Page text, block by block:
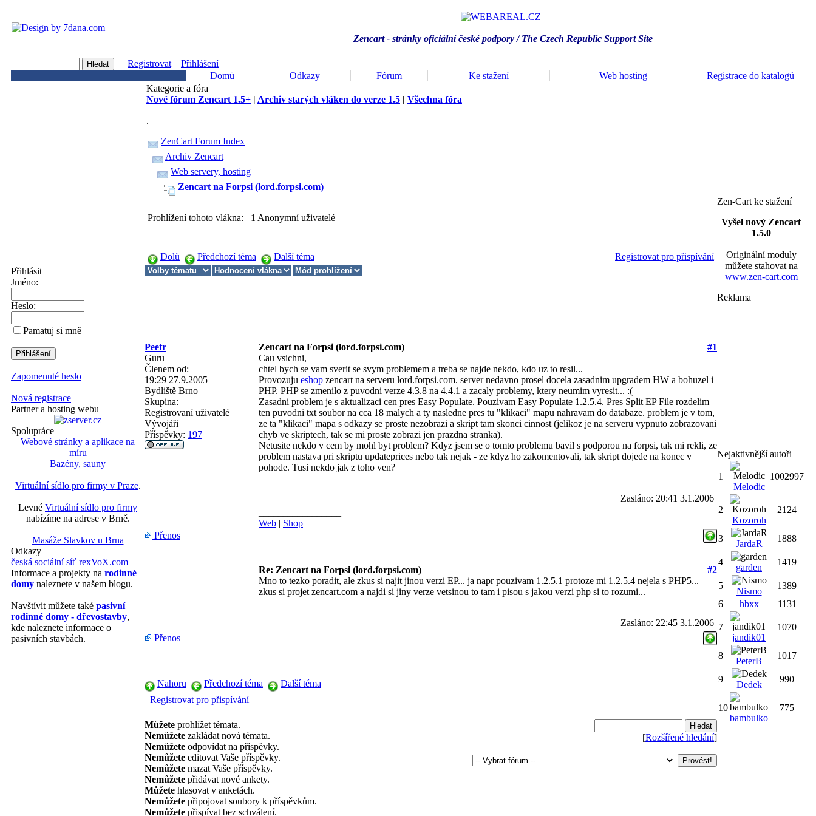
Zencart - stránky oficiální české podpory / The Czech Republic Support Site
Registrovat
Přihlášení
Domů
Odkazy Fórum Ke stažení Web hosting Registrace do katalogů
Přihlásit
Jméno:
Heslo:
Pamatuj si mně
Zapomenuté heslo
Nová registrace
Partner a hosting webu
Spolupráce
Webové stránky a aplikace na
míru
Bazény, sauny
Virtuální sídlo pro firmy v Praze.
Levné Virtuální sídlo pro firmy
nabízíme na adrese v Brně.
Masáže Slavkov u Brna
Odkazy
česká sociální síť rexVoX.com
Informace a projekty na rodinné
domy naleznete v našem blogu.
Navštívit můžete také pasivní
rodinné domy - dřevostavby,
kde naleznete informace o
pasivních stavbách.
Kategorie a fóra
Nové fórum Zencart 1.5+ | Archiv starých vláken do verze 1.5 | Všechna fóra
.
ZenCart Forum Index
Archiv Zencart
Web servery, hosting
Zencart na Forpsi (lord.forpsi.com)
Prohlížení tohoto vlákna: 1 Anonymní uživatelé
Dolů Předchozí téma Další téma Registrovat pro přispívání
Peetr Zencart na Forpsi (lord.forpsi.com)
#1
Guru
Členem od:
19:29 27.9.2005
Bydliště Brno
Skupina:
Registrovaní uživatelé
Vývojáři
Příspěvky: 197
Cau vsichni,
chtel bych se vam sverit se svym problemem a treba se najde nekdo, kdo uz to resil...
Provozuju eshop zencart na serveru lord.forpsi.com. server nedavno prosel docela zasadnim upgradem HW a bohuzel i
PHP. PHP se zmenilo z puvodni verze 4.3.8 na 4.4.1 a zacaly problemy, ktery neumim vyresit... :(
Zasadni problem je s aktualizaci cen pres Easy Populate. Pouzivam Easy Populate 1.2.5.4. Pres Split EP File rozdelim
ten puvodni txt soubor na cca 18 malych a ty nasledne pres tu "klikaci" mapu nahravam do databaze. problem je v tom,
ze ta "klikaci" mapa s odkazy se proste nezobrazi a skript tam skonci cinnost (jelikoz je na serveru vypnuto zobrazovani
chyb ve skriptech, tak se mi proste zobrazi jen prazdna stranka).
Netusite nekdo v cem by mohl byt problem? Kdyz jsem se o tomto problemu bavil s podporou na forpsi, tak mi rekli, ze
problem nastava pri skriptu updateprices nebo tak nejak - ze kdyz ho zakomentovali, tak skript dojede na konec v
pohode. Tusi nekdo jak z toho ven?
Zasláno: 20:41 3.1.2006
Web | Shop
Přenos
Re: Zencart na Forpsi (lord.forpsi.com)
#2
Mno to tezko poradit, ale zkus si najit jinou verzi EP... ja napr pouzivam 1.2.5.1 protoze mi 1.2.5.4 nejela s PHP5...
zkus si projet zencart.com a najdi si jiny verze vetsinou to tam i pisou s jakou verzi php si to rozumi...
Zasláno: 22:45 3.1.2006
Přenos
Nahoru Předchozí téma
Další téma
Registrovat pro přispívání
Můžete prohlížet témata.
Nemůžete zakládat nová témata.
Nemůžete odpovídat na příspěvky.
Nemůžete editovat Vaše příspěvky.
Nemůžete mazat Vaše příspěvky.
Nemůžete přidávat nové ankety.
Můžete hlasovat v anketách.
Nemůžete připojovat soubory k příspěvkům.
Nemůžete přispívat bez schválení.
[Rozšířené hledání]
Zen-Cart ke stažení
Vyšel nový Zencart
1.5.0
Originální moduly
můžete stahovat na
www.zen-cart.com
Reklama
Nejaktivnější autoři
1
Melodic
1002997
2
Kozoroh
2124
3
JardaR
1888
4
garden
1419
5
Nismo
1389
6
hbxx 1131
7
jandik01
1070
8
PeterB
1017
9
Dedek
990
10
bambulko
775